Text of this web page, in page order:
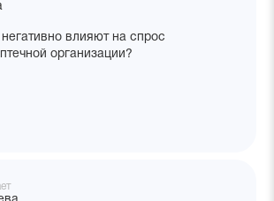
влияют на спрос
организации?